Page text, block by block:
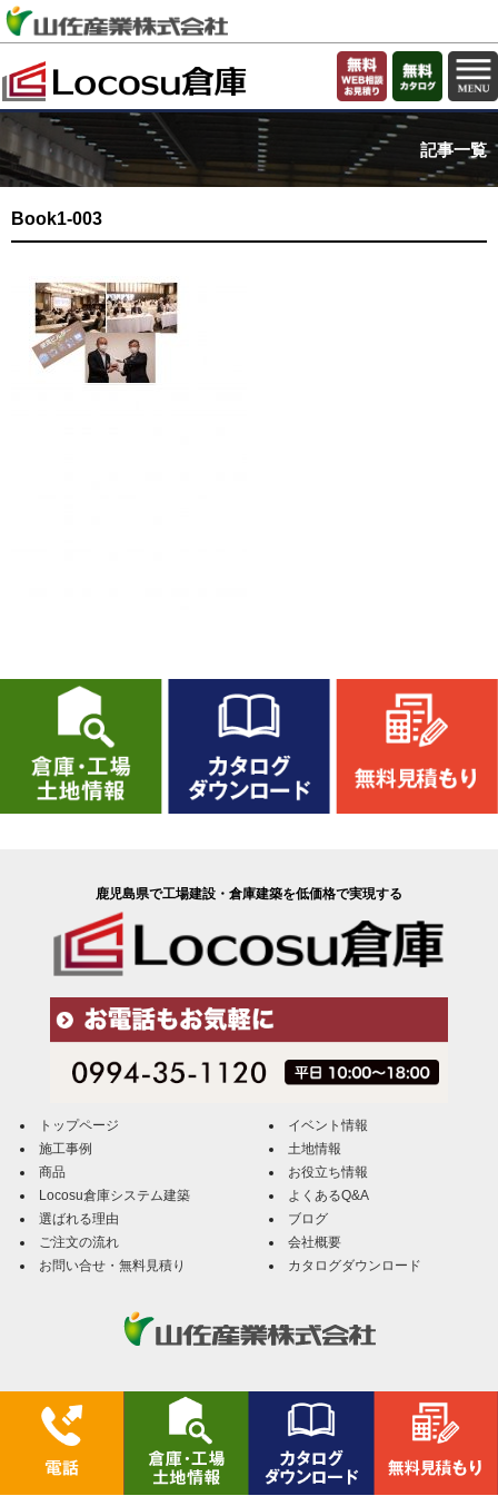
記事一覧
Book1-003
鹿児島県で工場建設・倉庫建築を低価格で実現する
トップページ
施工事例
商品
Locosu倉庫システム建築
選ばれる理由
ご注文の流れ
お問い合せ・無料見積り
イベント情報
土地情報
お役立ち情報
よくあるQ&A
ブログ
会社概要
カタログダウンロード
Locosu倉庫（ローコス倉庫）／山佐産業株式会社